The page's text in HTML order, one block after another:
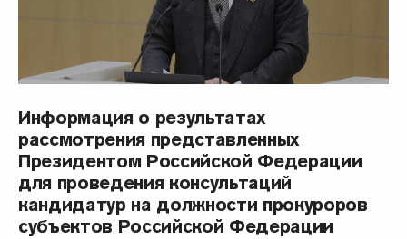
Информация о результатах
рассмотрения представленных
Президентом Российской Федерации
для проведения консультаций
кандидатур на должности прокуроров
субъектов Российской Федерации